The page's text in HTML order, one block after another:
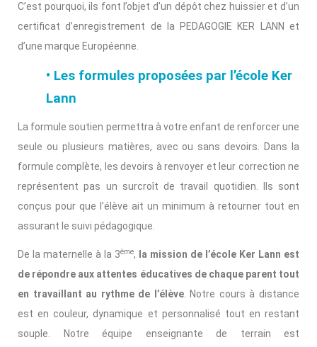
C’est pourquoi, ils font l’objet d’un dépôt chez huissier et d’un
certificat d’enregistrement de la PEDAGOGIE KER LANN et
d’une marque Européenne.
• Les formules proposées par l’école Ker
Lann
La formule soutien permettra à votre enfant de renforcer une
seule ou plusieurs matières, avec ou sans devoirs. Dans la
formule complète, les devoirs à renvoyer et leur correction ne
représentent pas un surcroît de travail quotidien. Ils sont
conçus pour que l’élève ait un minimum à retourner tout en
assurant le suivi pédagogique.
De la maternelle à la 3ème,
la mission de l’école Ker Lann est
de répondre aux attentes éducatives de chaque parent tout
en travaillant au rythme de l’élève. Notre cours à distance
est en couleur, dynamique et personnalisé tout en restant
souple. Notre équipe enseignante de terrain est